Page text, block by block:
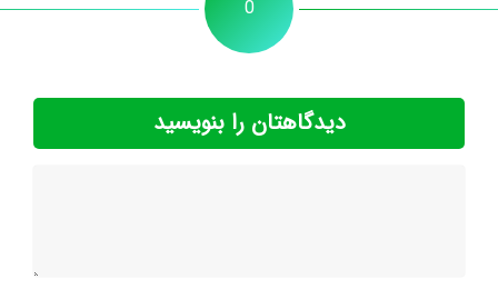
0
دیدگاهتان را بنویسید